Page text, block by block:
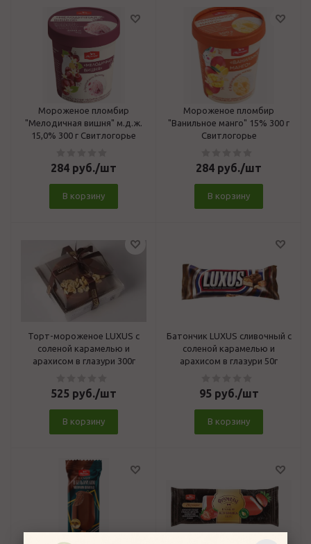
Мороженое пломбир
"Мелодичная вишня" м.д.ж.
15,0% 300 г Свитлогорье
284 руб./шт
В корзину
Мороженое пломбир
"Ванильное манго" 15% 300 г
Свитлогорье
284 руб./шт
В корзину
Торт-мороженое LUXUS с
соленой карамелью и
арахисом в глазури 300г
525 руб./шт
В корзину
Батончик LUXUS сливочный с
соленой карамелью и
арахисом в глазури 50г
95руб./шт
В корзину